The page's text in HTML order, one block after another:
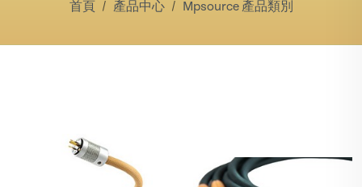
首頁 產品中心 Mpsource 產品類別